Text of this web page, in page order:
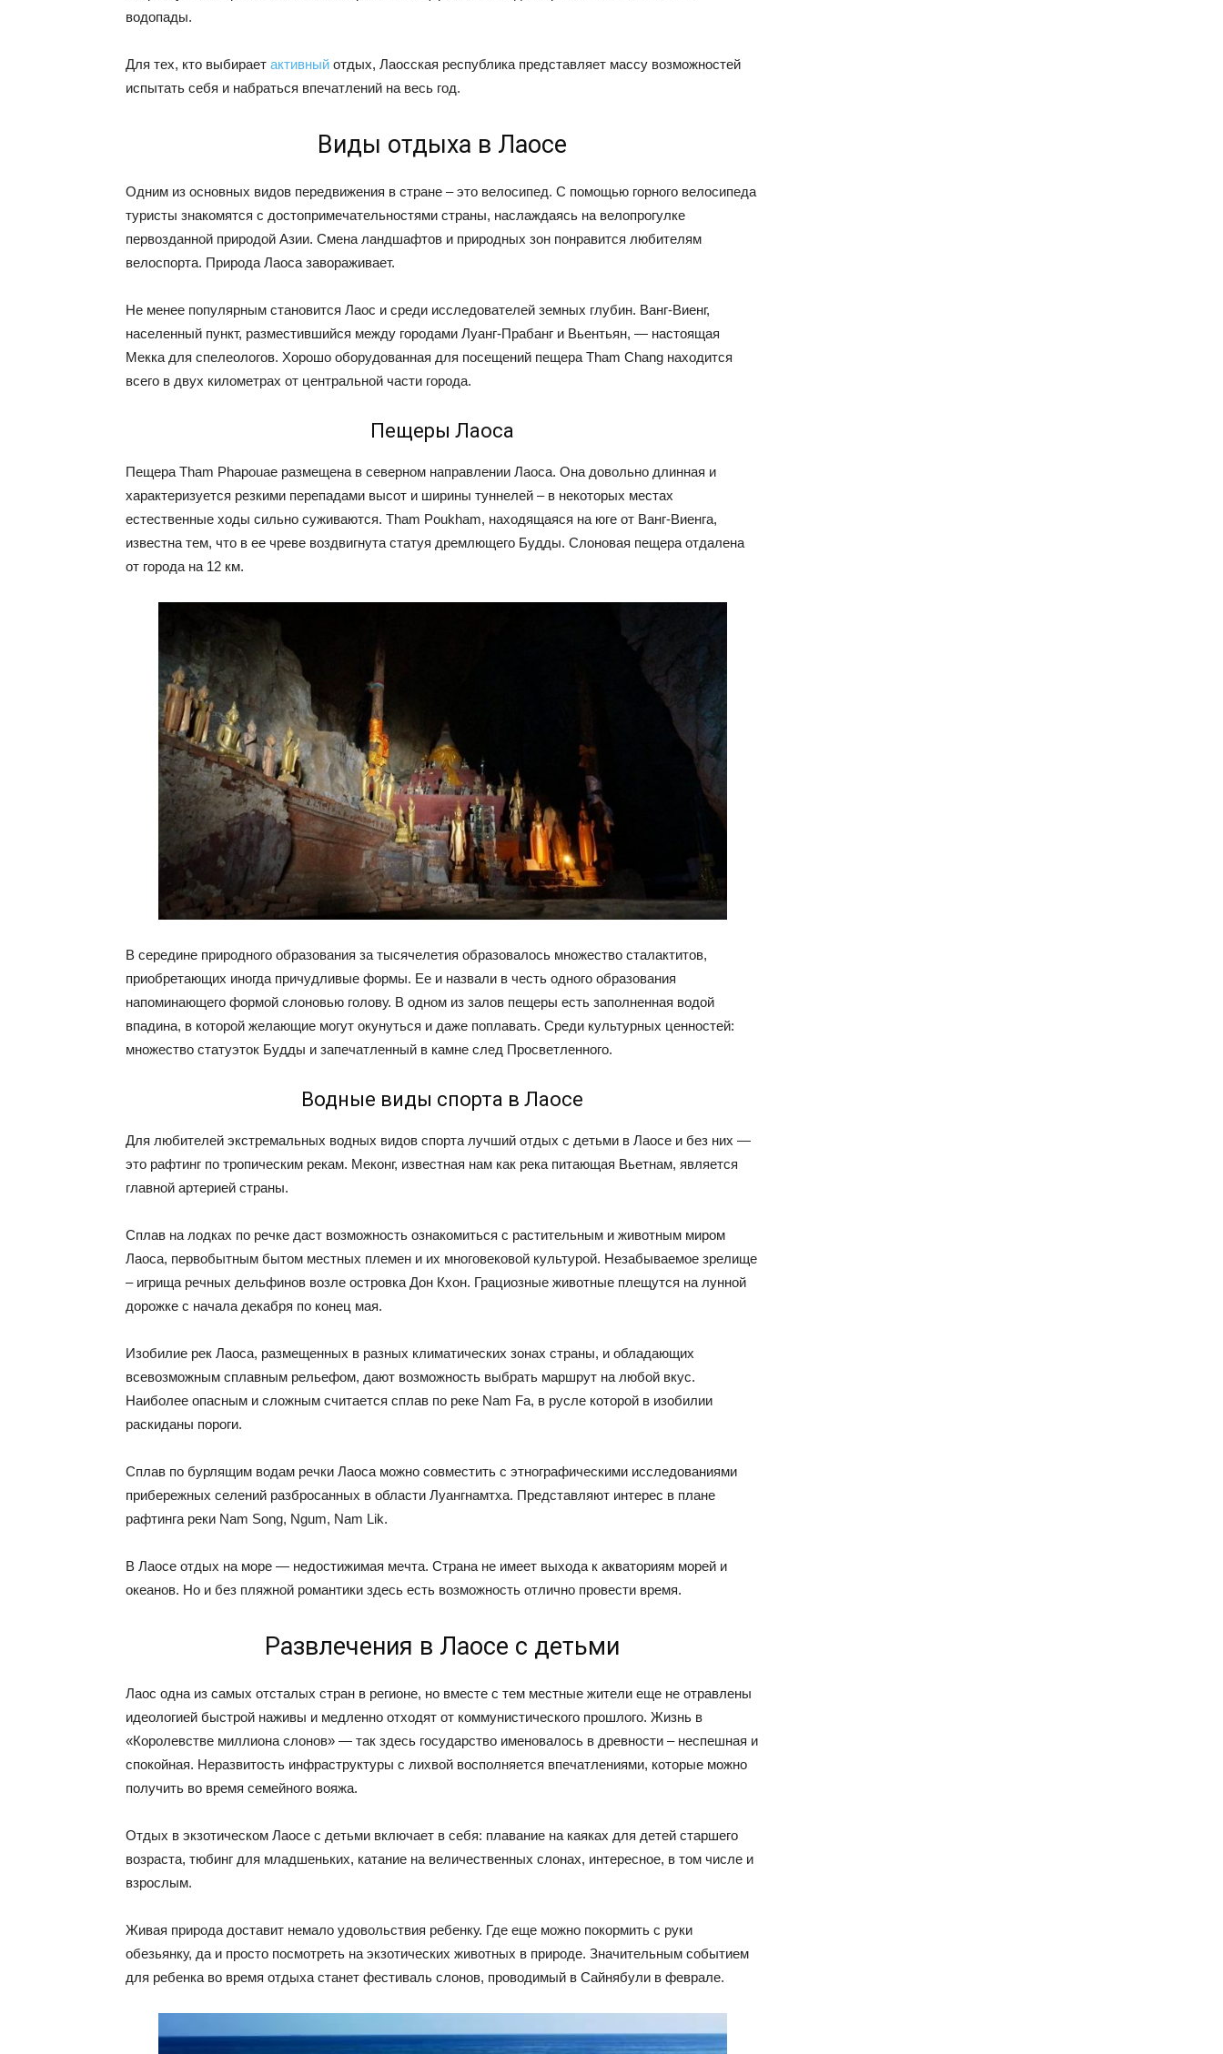
водопады.
Для тех, кто выбирает активный отдых, Лаосская республика представляет массу возможностей
испытать себя и набраться впечатлений на весь год.
Виды отдыха в Лаосе
Одним из основных видов передвижения в стране – это велосипед. С помощью горного велосипеда
туристы знакомятся с достопримечательностями страны, наслаждаясь на велопрогулке
первозданной природой Азии. Смена ландшафтов и природных зон понравится любителям
велоспорта. Природа Лаоса завораживает.
Не менее популярным становится Лаос и среди исследователей земных глубин. Ванг-Виенг,
населенный пункт, разместившийся между городами Луанг-Прабанг и Вьентьян, — настоящая
Мекка для спелеологов. Хорошо оборудованная для посещений пещера Tham Chang находится
всего в двух километрах от центральной части города.
Пещеры Лаоса
Пещера Tham Phapouae размещена в северном направлении Лаоса. Она довольно длинная и
характеризуется резкими перепадами высот и ширины туннелей – в некоторых местах
естественные ходы сильно суживаются. Tham Poukham, находящаяся на юге от Ванг-Виенга,
известна тем, что в ее чреве воздвигнута статуя дремлющего Будды. Слоновая пещера отдалена
от города на 12 км.
В середине природного образования за тысячелетия образовалось множество сталактитов,
приобретающих иногда причудливые формы. Ее и назвали в честь одного образования
напоминающего формой слоновью голову. В одном из залов пещеры есть заполненная водой
впадина, в которой желающие могут окунуться и даже поплавать. Среди культурных ценностей:
множество статуэток Будды и запечатленный в камне след Просветленного.
Водные виды спорта в Лаосе
Для любителей экстремальных водных видов спорта лучший отдых с детьми в Лаосе и без них —
это рафтинг по тропическим рекам. Меконг, известная нам как река питающая Вьетнам, является
главной артерией страны.
Сплав на лодках по речке даст возможность ознакомиться с растительным и животным миром
Лаоса, первобытным бытом местных племен и их многовековой культурой. Незабываемое зрелище
– игрища речных дельфинов возле островка Дон Кхон. Грациозные животные плещутся на лунной
дорожке с начала декабря по конец мая.
Изобилие рек Лаоса, размещенных в разных климатических зонах страны, и обладающих
всевозможным сплавным рельефом, дают возможность выбрать маршрут на любой вкус.
Наиболее опасным и сложным считается сплав по реке Nam Fa, в русле которой в изобилии
раскиданы пороги.
Сплав по бурлящим водам речки Лаоса можно совместить с этнографическими исследованиями
прибережных селений разбросанных в области Луангнамтха. Представляют интерес в плане
рафтинга реки Nam Song, Ngum, Nam Lik.
В Лаосе отдых на море — недостижимая мечта. Страна не имеет выхода к акваториям морей и
океанов. Но и без пляжной романтики здесь есть возможность отлично провести время.
Развлечения в Лаосе с детьми
Лаос одна из самых отсталых стран в регионе, но вместе с тем местные жители еще не отравлены
идеологией быстрой наживы и медленно отходят от коммунистического прошлого. Жизнь в
«Королевстве миллиона слонов» — так здесь государство именовалось в древности – неспешная и
спокойная. Неразвитость инфраструктуры с лихвой восполняется впечатлениями, которые можно
получить во время семейного вояжа.
Отдых в экзотическом Лаосе с детьми включает в себя: плавание на каяках для детей старшего
возраста, тюбинг для младшеньких, катание на величественных слонах, интересное, в том числе и
взрослым.
Живая природа доставит немало удовольствия ребенку. Где еще можно покормить с руки
обезьянку, да и просто посмотреть на экзотических животных в природе. Значительным событием
для ребенка во время отдыха станет фестиваль слонов, проводимый в Сайнябули в феврале.